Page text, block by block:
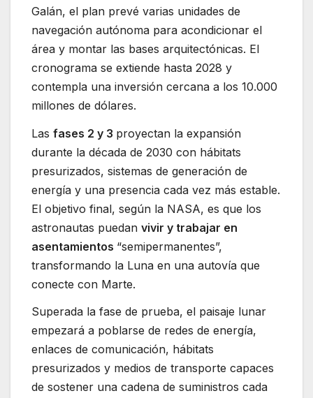
Galán, el plan prevé varias unidades de
navegación autónoma para acondicionar el
área y montar las bases arquitectónicas. El
cronograma se extiende hasta 2028 y
contempla una inversión cercana a los 10.000
millones de dólares.
Las fases 2 y 3 proyectan la expansión
durante la década de 2030 con hábitats
presurizados, sistemas de generación de
energía y una presencia cada vez más estable.
El objetivo final, según la NASA, es que los
astronautas puedan vivir y trabajar en
asentamientos “semipermanentes”,
transformando la Luna en una autovía que
conecte con Marte.
Superada la fase de prueba, el paisaje lunar
empezará a poblarse de redes de energía,
enlaces de comunicación, hábitats
presurizados y medios de transporte capaces
de sostener una cadena de suministros cada